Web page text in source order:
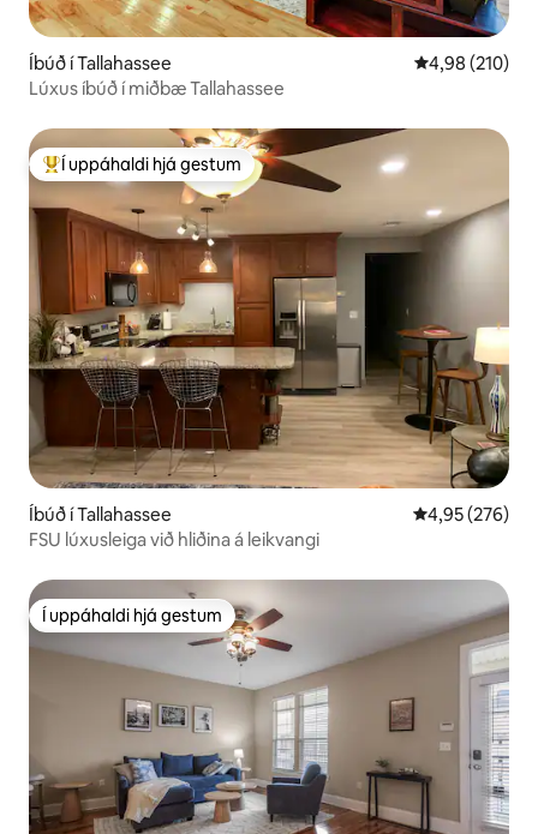
Íbúð í Tallahassee 4,98 af 5 í
4,98 (210)
Lúxus íbúð í miðbæ Tallahassee
Í mestu uppáhaldi hjá gestum
Í uppáhaldi hjá gestum
Íbúð í Tallahassee 4,95 af 5 í
4,95 (276)
FSU lúxusleiga við hliðina á leikvangi
Í uppáhaldi hjá gestum
Í uppáhaldi hjá gestum